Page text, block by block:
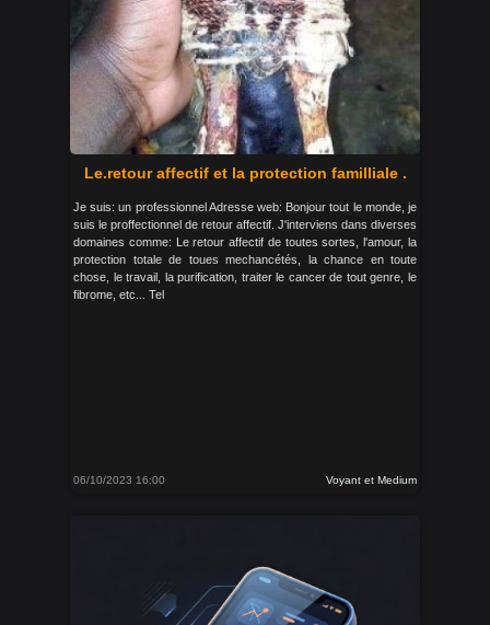
Le.retour affectif et la protection familliale .
Je suis: un professionnel Adresse web: Bonjour tout le monde, je
suis le proffectionnel de retour affectif. J'interviens dans diverses
domaines comme: Le retour affectif de toutes sortes, l'amour, la
protection totale de toues mechancétés, la chance en toute
chose, le travail, la purification, traiter le cancer de tout genre, le
fibrome, etc... Tel
06/10/2023 16:00 Voyant et Medium